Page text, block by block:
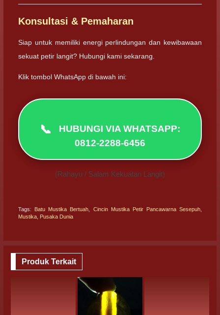
Konsultasi & Pemaharan
Siap untuk memiliki energi perlindungan dan kewibawaan
sekuat petir langit? Hubungi kami sekarang.
Klik tombol WhatsApp di bawah ini:
📞
HUBUNGI VIA WHATSAPP:
0812-2288-6456
(Rahayu / Salam Kekuatan Langit)
Tags: Batu Mustika Bertuah Cincin Mustika Petir Pancawarna Sesepuh
Mustika Pusaka Dunia
Produk Terkait